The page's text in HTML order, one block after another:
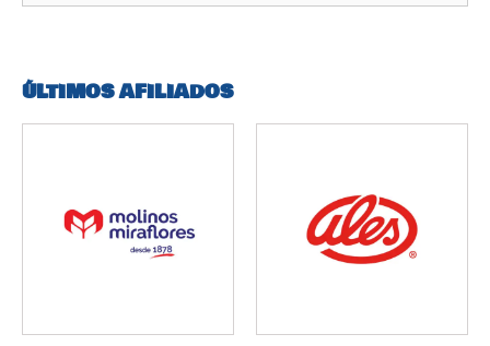
ÚLTIMOS AFILIADOS